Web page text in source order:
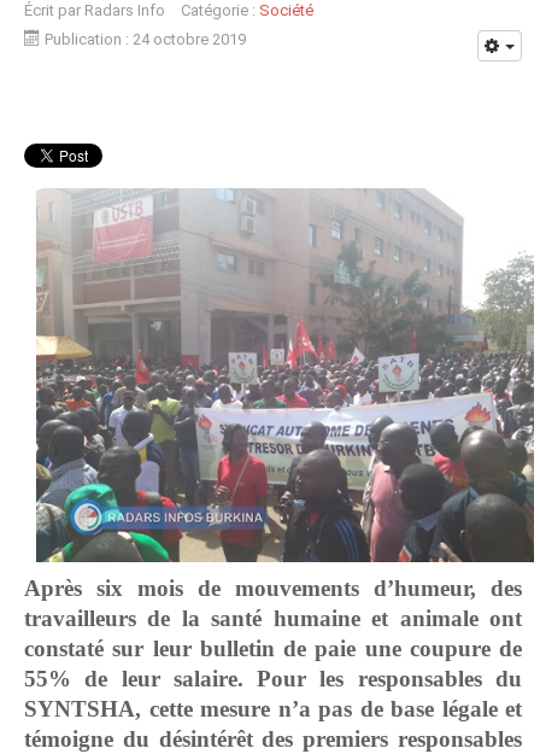
Écrit par Radars Info Catégorie : Société
Publication : 24 octobre 2019
Après six mois de mouvements d’humeur, des
travailleurs de la santé humaine et animale ont
constaté sur leur bulletin de paie une coupure de
55% de leur salaire. Pour les responsables du
SYNTSHA, cette mesure n’a pas de base légale et
témoigne du désintérêt des premiers responsables